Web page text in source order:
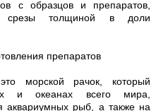
с образцов и препаратов,
срезы толщиной в доли
препаратов
морской рачок, который
и океанах всего мира,
аквариумных рыб, а также на